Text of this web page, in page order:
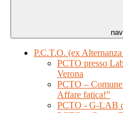
P.C.T.O. (ex
PCTO presso
Verona
PCTO –
Affare fatica!”
PCTO - G-LAB